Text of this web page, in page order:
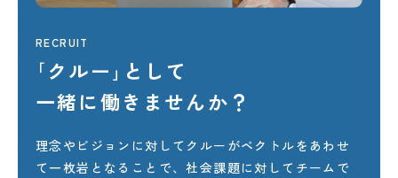
RECRUIT
｢クルー｣ として
一緒に働きませんか？
理念やビジョンに対してクルーがベクトルをあわせ
て一枚岩となることで、社会課題に対してチームで